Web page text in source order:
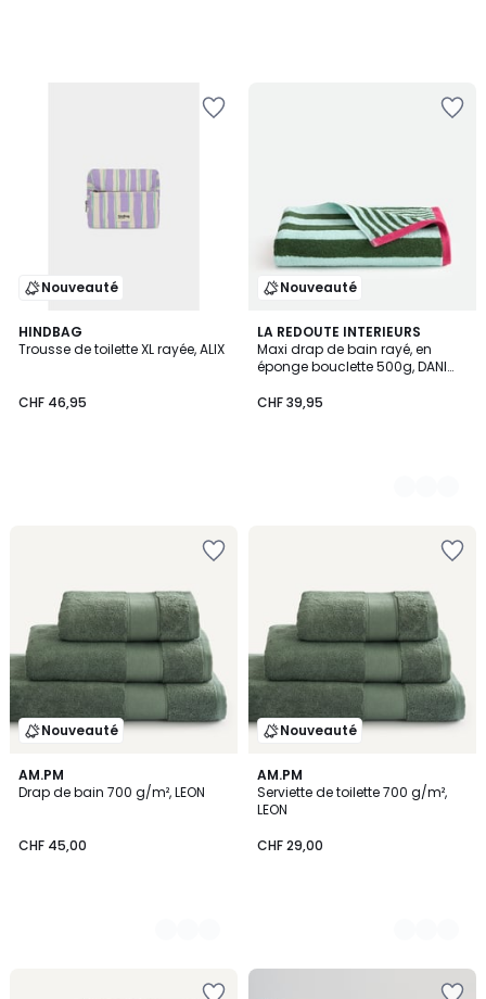
Nouveauté
HINDBAG
Trousse de toilette XL rayée, ALIX
CHF 46,95
Nouveauté
LA REDOUTE INTERIEURS
Maxi drap de bain rayé, en
éponge bouclette 500g, DANI
CHF 39,95
2
Couleurs
Nouveauté
AM.PM
Drap de bain 700 g/m², LEON
CHF 45,00
8
Couleurs
Nouveauté
AM.PM
Serviette de toilette 700 g/m²,
LEON
CHF 29,00
8
Couleurs